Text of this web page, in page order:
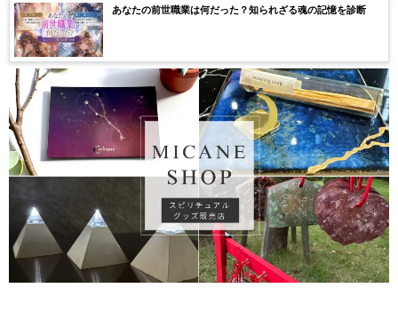
あなたの前世職業は何だった？知られざる魂の記憶を診断